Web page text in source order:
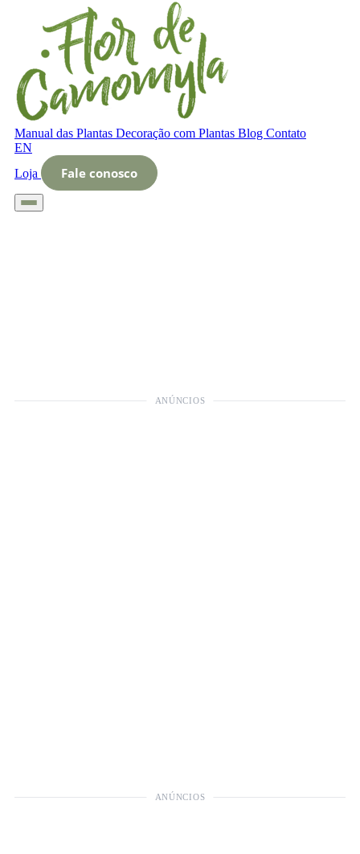
Manual das Plantas Decoração com Plantas Blog Contato
EN
Loja
Fale conosco
ANÚNCIOS
ANÚNCIOS